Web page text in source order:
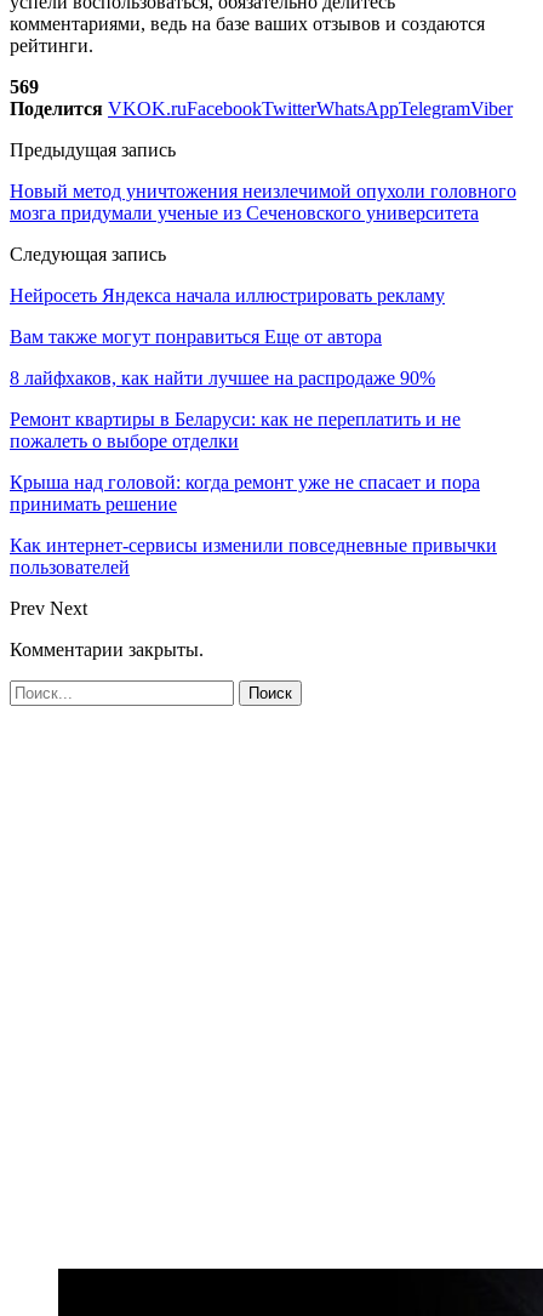
комментариями, ведь на базе ваших отзывов и создаются
рейтинги.
569
Поделится VKOK.ruFacebookTwitterWhatsAppTelegramViber
Предыдущая запись
Новый метод уничтожения неизлечимой опухоли головного
мозга придумали ученые из Сеченовского университета
Следующая запись
Нейросеть Яндекса начала иллюстрировать рекламу
Вам также могут понравиться Еще от автора
8 лайфхаков, как найти лучшее на распродаже 90%
Ремонт квартиры в Беларуси: как не переплатить и не
пожалеть о выборе отделки
Крыша над головой: когда ремонт уже не спасает и пора
принимать решение
Как интернет-сервисы изменили повседневные привычки
пользователей
Prev Next
Комментарии закрыты.